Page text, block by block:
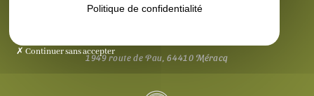
1949 route de Pau, 64410 Méracq
Politique de confidentialité
Continuer sans accepter